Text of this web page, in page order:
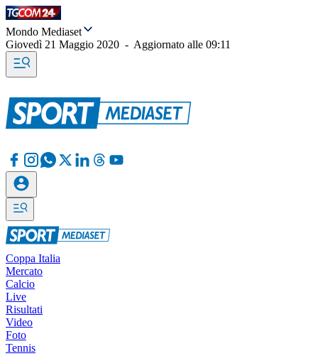
Mondo Mediaset
Giovedì 21 Maggio 2020 - Aggiornato alle 09:11
Coppa Italia
Mercato
Calcio
Live
Risultati
Video
Foto
Tennis